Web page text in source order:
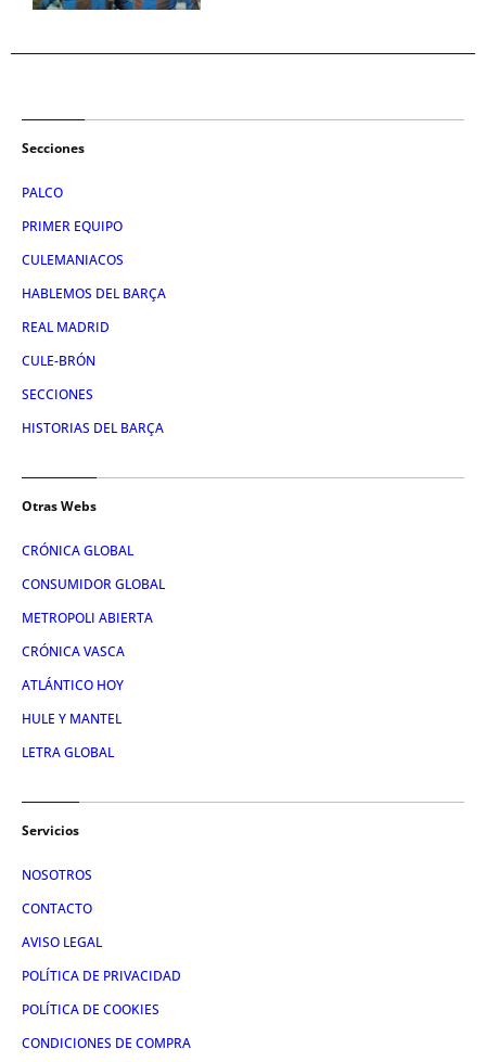
Secciones
PALCO
PRIMER EQUIPO
CULEMANIACOS
HABLEMOS DEL BARÇA
REAL MADRID
CULE-BRÓN
SECCIONES
HISTORIAS DEL BARÇA
Otras Webs
CRÓNICA GLOBAL
CONSUMIDOR GLOBAL
METROPOLI ABIERTA
CRÓNICA VASCA
ATLÁNTICO HOY
HULE Y MANTEL
LETRA GLOBAL
Servicios
NOSOTROS
CONTACTO
AVISO LEGAL
POLÍTICA DE PRIVACIDAD
POLÍTICA DE COOKIES
CONDICIONES DE COMPRA